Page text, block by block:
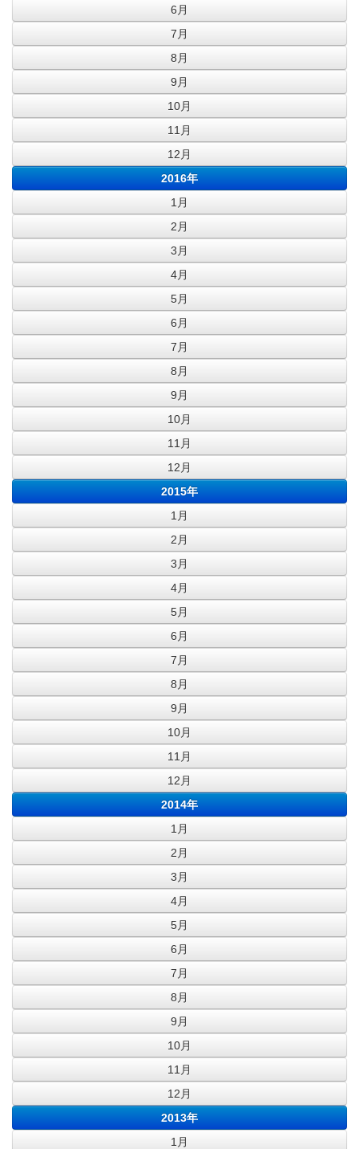
6月
7月
8月
9月
10月
11月
12月
2016年
1月
2月
3月
4月
5月
6月
7月
8月
9月
10月
11月
12月
2015年
1月
2月
3月
4月
5月
6月
7月
8月
9月
10月
11月
12月
2014年
1月
2月
3月
4月
5月
6月
7月
8月
9月
10月
11月
12月
2013年
1月